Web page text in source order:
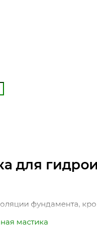
для
фундамента,
мастика